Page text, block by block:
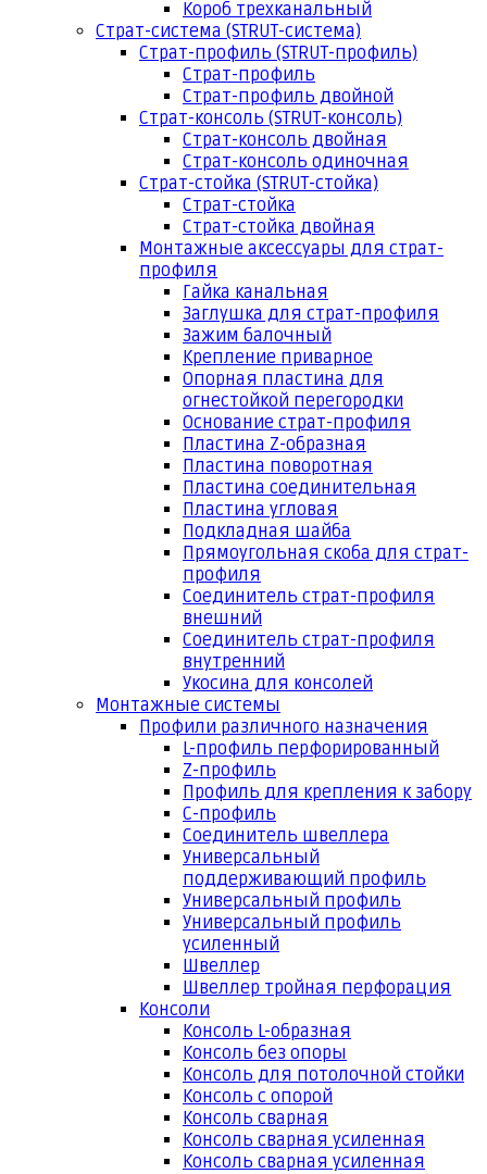
Короб трехканальный
Страт-система (STRUT-система)
Страт-профиль (STRUT-профиль)
Страт-профиль
Страт-профиль двойной
Страт-консоль (STRUT-консоль)
Страт-консоль двойная
Страт-консоль одиночная
Страт-стойка (STRUT-стойка)
Страт-стойка
Страт-стойка двойная
Монтажные аксессуары для страт-
профиля
Гайка канальная
Заглушка для страт-профиля
Зажим балочный
Крепление приварное
Опорная пластина для
огнестойкой перегородки
Основание страт-профиля
Пластина Z-образная
Пластина поворотная
Пластина соединительная
Пластина угловая
Подкладная шайба
Прямоугольная скоба для страт-
профиля
Соединитель страт-профиля
внешний
Соединитель страт-профиля
внутренний
Укосина для консолей
Монтажные системы
Профили различного назначения
L-профиль перфорированный
Z-профиль
Профиль для крепления к забору
С-профиль
Соединитель швеллера
Универсальный
поддерживающий профиль
Универсальный профиль
Универсальный профиль
усиленный
Швеллер
Швеллер тройная перфорация
Консоли
Консоль L-образная
Консоль без опоры
Консоль для потолочной стойки
Консоль с опорой
Консоль сварная
Консоль сварная усиленная
Консоль сварная усиленная